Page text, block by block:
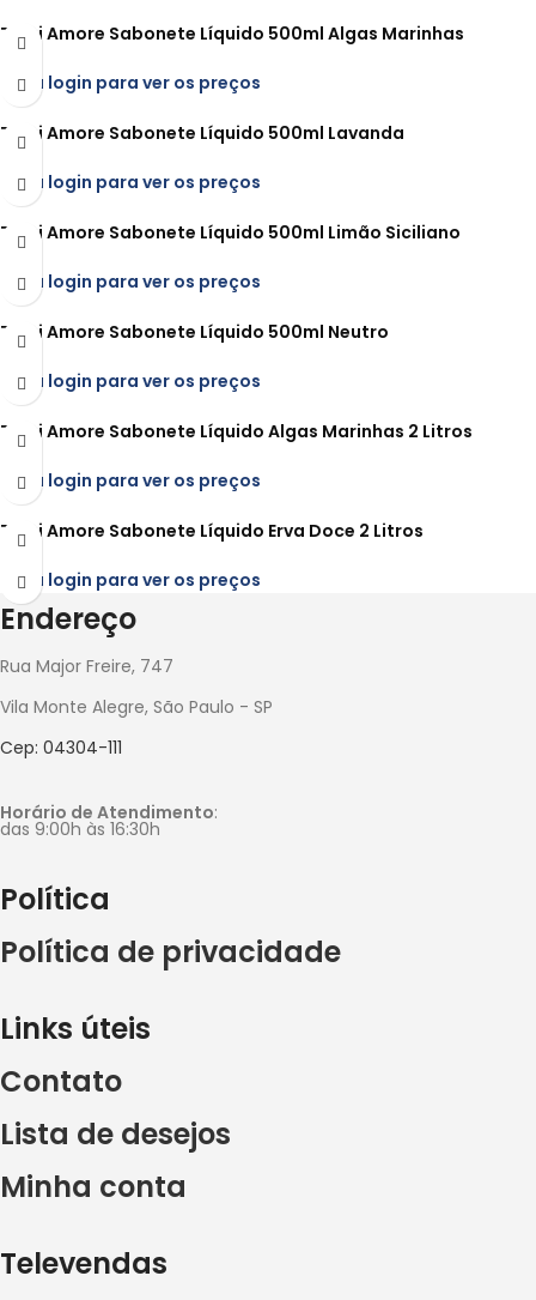
Tutti Amore Sabonete Líquido 500ml Algas Marinhas
Faça login para ver os preços
Tutti Amore Sabonete Líquido 500ml Lavanda
Faça login para ver os preços
Tutti Amore Sabonete Líquido 500ml Limão Siciliano
Faça login para ver os preços
Tutti Amore Sabonete Líquido 500ml Neutro
Faça login para ver os preços
Tutti Amore Sabonete Líquido Algas Marinhas 2 Litros
Faça login para ver os preços
Tutti Amore Sabonete Líquido Erva Doce 2 Litros
Faça login para ver os preços
Endereço
Rua Major Freire, 747
Vila Monte Alegre, São Paulo - SP
Cep: 04304-111
Horário de Atendimento:
das 9:00h às 16:30h
Política
Política de privacidade
Links úteis
Contato
Lista de desejos
Minha conta
Televendas